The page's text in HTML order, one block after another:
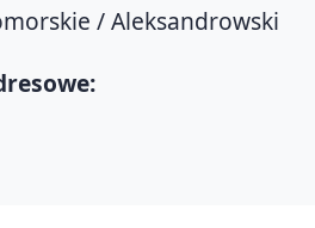
/ Aleksandrowski